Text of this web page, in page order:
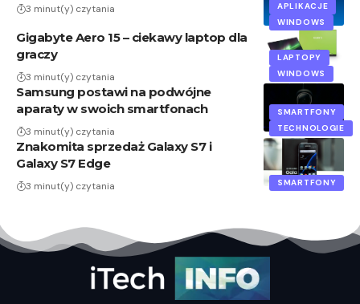
APLIKACJE
WINDOWS
3 minut(y) czytania
LAPTOPY
WINDOWS
Gigabyte Aero 15 – ciekawy laptop dla
graczy
3 minut(y) czytania
SMARTFONY
TECHNOLOGIE
Samsung postawi na podwójne
aparaty w swoich smartfonach
3 minut(y) czytania
SMARTFONY
Znakomita sprzedaż Galaxy S7 i
Galaxy S7 Edge
3 minut(y) czytania